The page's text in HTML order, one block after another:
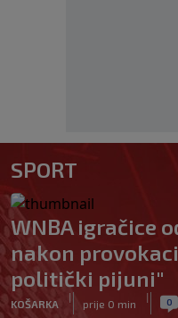
SPORT
WNBA igračice
nakon
politički pijuni"
KOŠARKA
|
prije 0 min
| 0